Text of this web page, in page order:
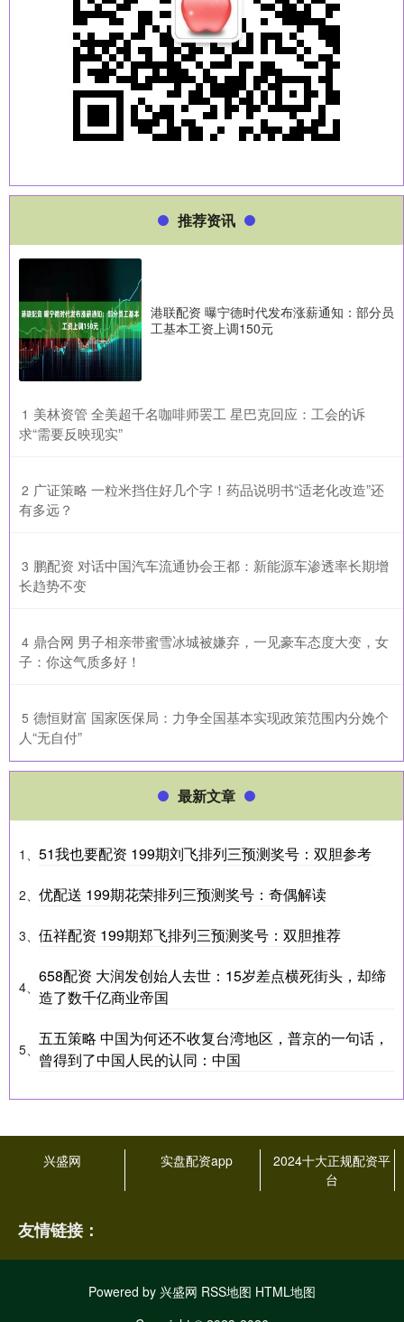
推荐资讯
港联配资 曝宁德时代发布涨薪通知：部分员
工基本工资上调150元
1 ​美林资管 全美超千名咖啡师罢工 星巴克回应：工会的诉
求“需要反映现实”
2 ​广证策略 一粒米挡住好几个字！药品说明书“适老化改造”还
有多远？
3 ​鹏配资 对话中国汽车流通协会王都：新能源车渗透率长期增
长趋势不变
4 ​鼎合网 男子相亲带蜜雪冰城被嫌弃，一见豪车态度大变，女
子：你这气质多好！
5 ​德恒财富 国家医保局：力争全国基本实现政策范围内分娩个
人“无自付”
最新文章
1、 51我也要配资 199期刘飞排列三预测奖号：双胆参考
2、 优配送 199期花荣排列三预测奖号：奇偶解读
3、 伍祥配资 199期郑飞排列三预测奖号：双胆推荐
4、
658配资 大润发创始人去世：15岁差点横死街头，却缔
造了数千亿商业帝国
5、
五五策略 中国为何还不收复台湾地区，普京的一句话，
曾得到了中国人民的认同：中国
兴盛网 实盘配资app
2024十大正规配资平
台
友情链接：
Powered by 兴盛网 RSS地图 HTML地图